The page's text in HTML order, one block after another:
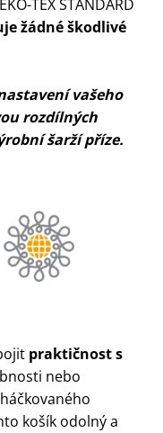
TEX STANDARD
žádné škodlivé
vašeho
rozdílných
šarží příze.
praktičnost s
nebo
košík odolný a